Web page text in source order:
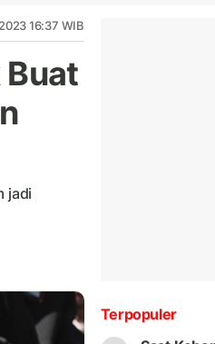
16:37 WIB
jadi
Terpopuler